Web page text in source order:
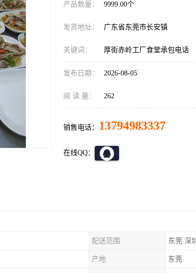
产品数量： 9999.00个
发货地址： 广东省东莞市长安镇
关键词： 厚街赤岭工厂食堂承包电话
发布日期： 2026-08-05
阅 读 量： 262
销售电话： 13794983337
在线QQ：
配送范围 东莞 深圳
产地 东莞